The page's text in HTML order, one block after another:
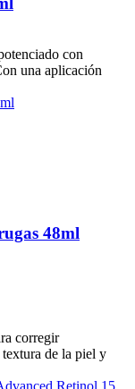
con
una aplicación
48ml
corregir
textura de la piel y